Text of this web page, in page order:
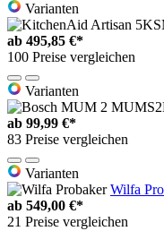
Varianten
ab 495,85 €*
100 Preise vergleichen
Varianten
ab 99,99 €*
83 Preise vergleichen
Varianten
Wilfa
ab 549,00 €*
21 Preise vergleichen